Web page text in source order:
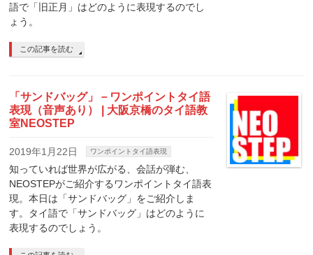
語で「旧正月」はどのように表現するのでし
ょう。
この記事を読む
「サンドバッグ」－ワンポイントタイ語
表現（音声あり） | 大阪京橋のタイ語教
室NEOSTEP
2019年1月22日 ワンポイントタイ語表現
知っていれば世界が広がる、会話が弾む、
NEOSTEPがご紹介するワンポイントタイ語表
現。本日は「サンドバッグ」をご紹介しま
す。タイ語で「サンドバッグ」はどのように
表現するのでしょう。